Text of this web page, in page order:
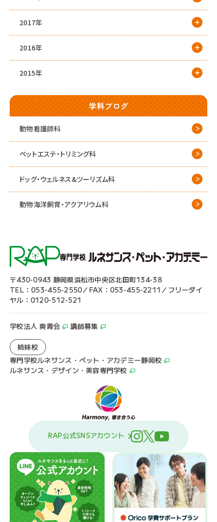
2017年
2016年
2015年
学科ブログ
動物看護師科
ペットエステ・トリミング科
ドッグ・ウェルネス&ツーリズム科
動物海洋飼育・アクアリウム科
〒430-0943 静岡県浜松市中央区北田町134-38
TEL：053-455-2550／FAX：053-455-2211／フリーダイ
ヤル：0120-512-521
学校法人 爽青会 講師募集
姉妹校
専門学校ルネサンス・ペット・アカデミー静岡校
ルネサンス・デザイン・美容専門学校
RAP公式SNSアカウント